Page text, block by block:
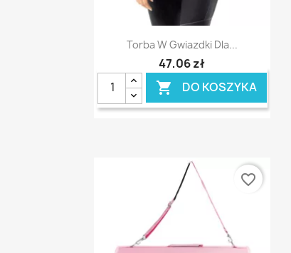
Szybki podgląd
Torba W Gwiazdki Dla...
47,06 zł
 DO KOSZYKA
favorite_border